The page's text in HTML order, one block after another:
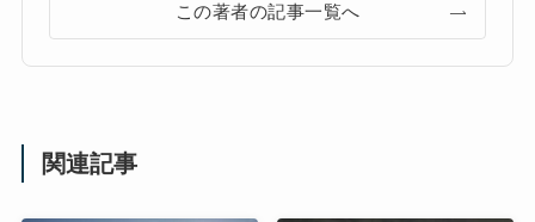
この著者の記事一覧へ
関連記事